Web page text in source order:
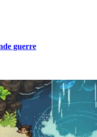
guerre